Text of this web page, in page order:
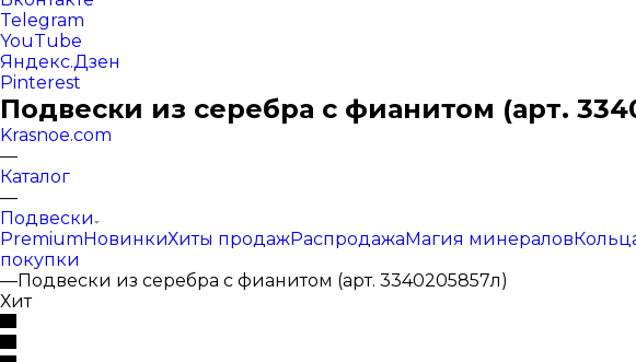
Telegram
YouTube
Яндекс.Дзен
Pinterest
Подвески из серебра с фианитом (арт.
Krasnoe.com
—
Каталог
—
Подвески
PremiumНовинкиХиты продажРаспродажаМагия минералов
покупки
—Подвески из серебра с фианитом (арт. 3340205857л)
Хит